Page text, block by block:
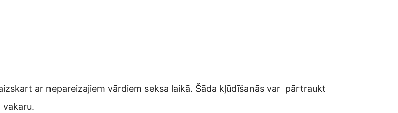
ar nepareizajiem vārdiem seksa laikā. Šāda kļūdīšanās var pārtraukt
vakaru.